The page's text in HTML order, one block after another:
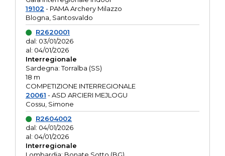
19102 - PAMA Archery Milazzo
Blogna, Santosvaldo
R2620001
dal: 03/01/2026
al: 04/01/2026
Interregionale
Sardegna: Torralba (SS)
18 m
COMPETIZIONE INTERREGIONALE
20061 - ASD ARCIERI MEJLOGU
Cossu, Simone
R2604002
dal: 04/01/2026
al: 04/01/2026
Interregionale